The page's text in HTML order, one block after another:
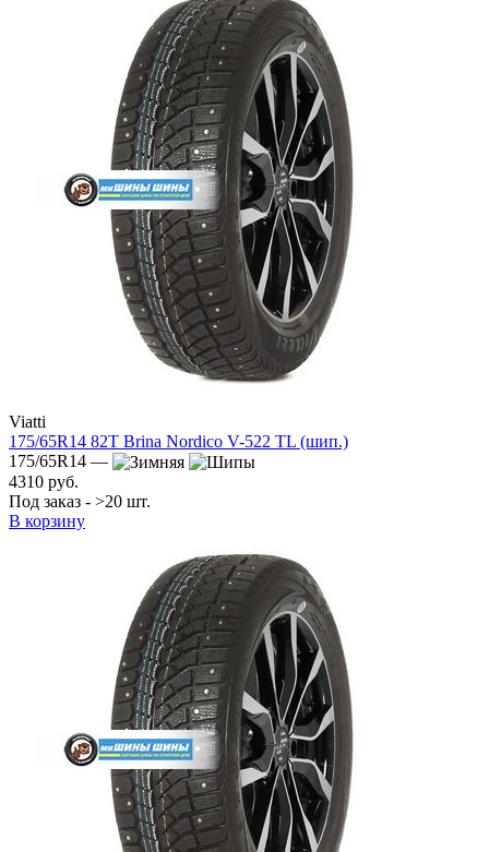
Viatti
175/65R14 82T Brina Nordico V-522 TL (шип.)
175/65R14 —
4310 руб.
Под заказ - >20 шт.
В корзину